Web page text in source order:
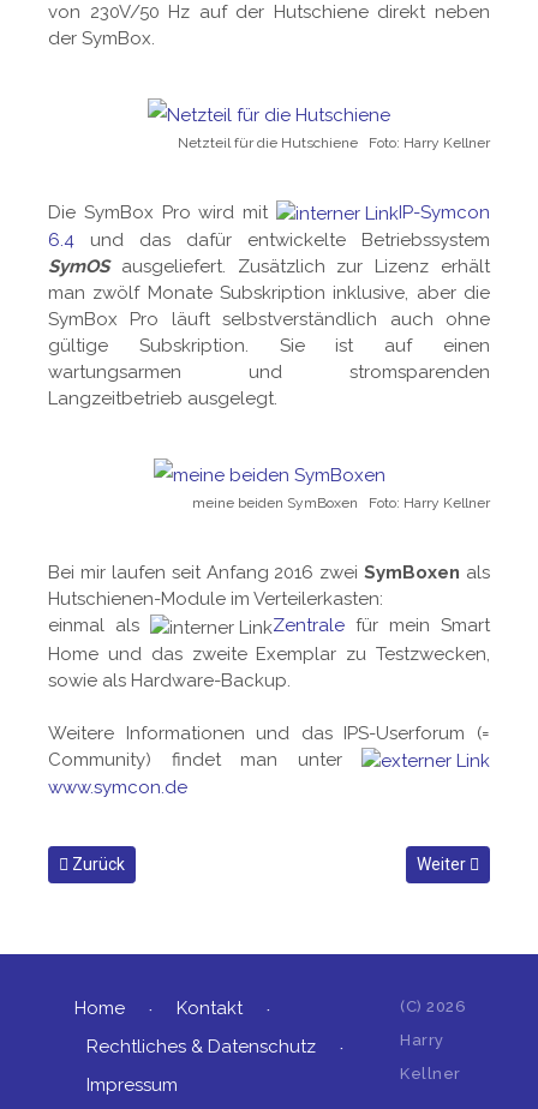
von 230V/50 Hz auf der Hutschiene direkt neben
der SymBox.
Netzteil für die Hutschiene Foto: Harry Kellner
Die SymBox Pro wird mit
IP-Symcon
6.4 und das dafür entwickelte Betriebssystem
SymOSausgeliefert. Zusätzlich zur Lizenz erhält
man zwölf Monate Subskription inklusive, aber die
SymBox Pro läuft selbstverständlich auch ohne
gültige Subskription. Sie ist auf einen
wartungsarmen und stromsparenden
Langzeitbetrieb ausgelegt.
meine beiden SymBoxen Foto: Harry Kellner
Bei mir laufen seit Anfang 2016 zweiSymBoxen als
Hutschienen-Module im Verteilerkasten:
einmal als
Zentrale für mein Smart
Home und das zweite Exemplar zu Testzwecken,
sowie als Hardware-Backup.
Weitere Informationen und das IPS-Userforum (=
Community) findet man unter
www.symcon.de
Vorheriger Beitrag: Eine neue, coole Smart Home Zentrale:
Zurück Nächster
Weiter
Home
Kontakt
Rechtliches & Datenschutz
Impressum
(C)2026
Harry
Kellner